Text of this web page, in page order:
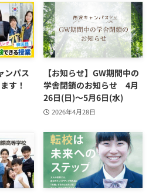
ンパス
す！
【お知らせ】GW期間中の
学舎閉鎖のお知らせ 4月
26日(日)～5月6日(水)
2026年4月28日